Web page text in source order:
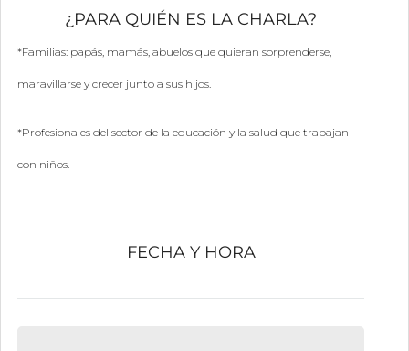
¿PARA QUIÉN ES LA CHARLA?
*Familias: papás, mamás, abuelos que quieran sorprenderse,
maravillarse y crecer junto a sus hijos.
*Profesionales del sector de la educación y la salud que trabajan
con niños.
FECHA Y HORA